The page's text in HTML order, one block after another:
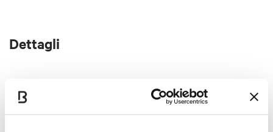
Dettagli